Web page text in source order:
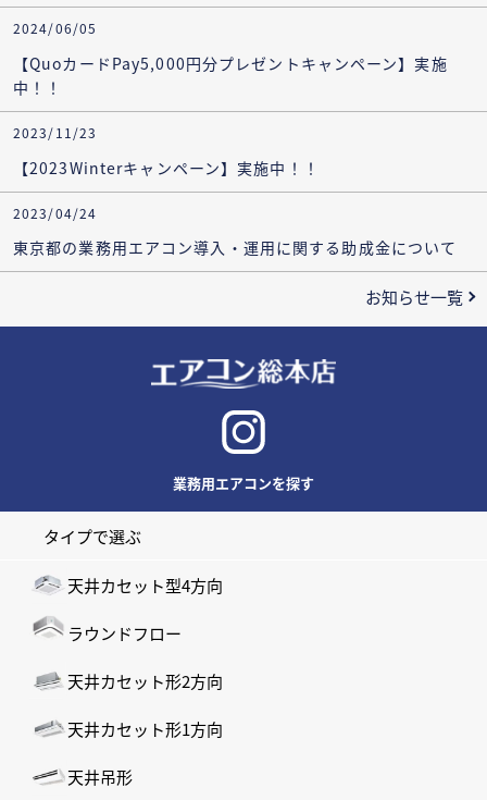
2024/06/05
【QuoカードPay5,000円分プレゼントキャンペーン】実施
中！！
2023/11/23
【2023Winterキャンペーン】実施中！！
2023/04/24
東京都の業務用エアコン導入・運用に関する助成金について
お知らせ一覧
業務用エアコンを探す
タイプで選ぶ
天井カセット型4方向
ラウンドフロー
天井カセット形2方向
天井カセット形1方向
天井吊形